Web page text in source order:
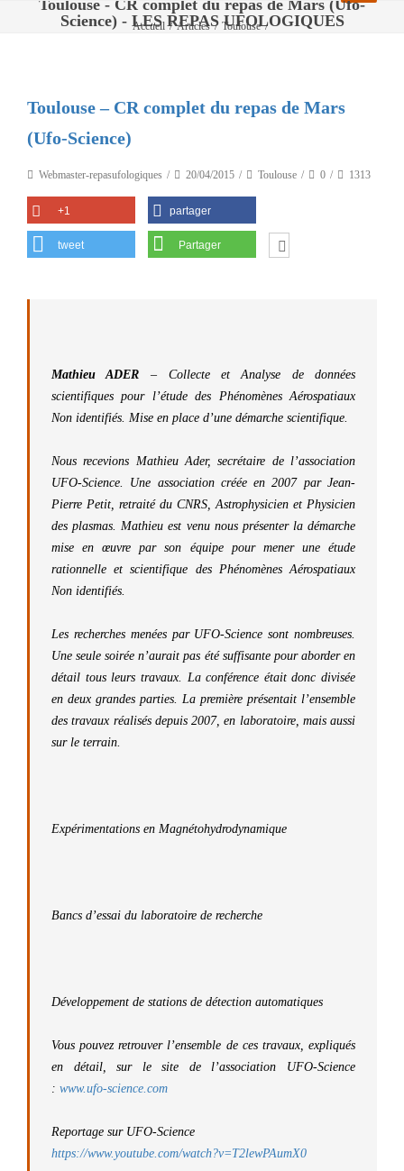
Toulouse - CR complet du repas de Mars (Ufo-
Science) - LES REPAS UFOLOGIQUES
Accueil / Articles / Toulouse /
Toulouse – CR complet du repas de Mars
(Ufo-Science)
Webmaster-repasufologiques 20/04/2015 Toulouse 0 1313
+1 partager
tweet Partager
Mathieu ADER – Collecte et Analyse de données
scientifiques pour l’étude des Phénomènes Aérospatiaux
Non identifiés. Mise en place d’une démarche scientifique.
Nous recevions Mathieu Ader, secrétaire de l’association
UFO-Science. Une association créée en 2007 par Jean-
Pierre Petit, retraité du CNRS, Astrophysicien et Physicien
des plasmas. Mathieu est venu nous présenter la démarche
mise en œuvre par son équipe pour mener une étude
rationnelle et scientifique des Phénomènes Aérospatiaux
Non identifiés.
Les recherches menées par UFO-Science sont nombreuses.
Une seule soirée n’aurait pas été suffisante pour aborder en
détail tous leurs travaux. La conférence était donc divisée
en deux grandes parties. La première présentait l’ensemble
des travaux réalisés depuis 2007, en laboratoire, mais aussi
sur le terrain.
Expérimentations en Magnétohydrodynamique
Bancs d’essai du laboratoire de recherche
Développement de stations de détection automatiques
Vous pouvez retrouver l’ensemble de ces travaux, expliqués
en détail, sur le site de l’association UFO-Science
: www.ufo-science.com
Reportage sur UFO-Science
https://www.youtube.com/watch?v=T2lewPAumX0